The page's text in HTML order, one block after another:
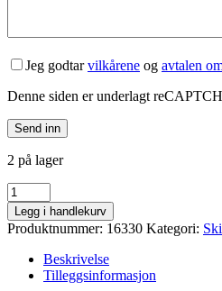
Jeg godtarvilkårene og avtalen
Denne siden er underlagt
2 på lager
BBB
BBS-
30
(Magura
Louise
Legg i handlekurv
Produktnummer: 16330 Kategori:
Beskrivelse
Tilleggsinformasjon